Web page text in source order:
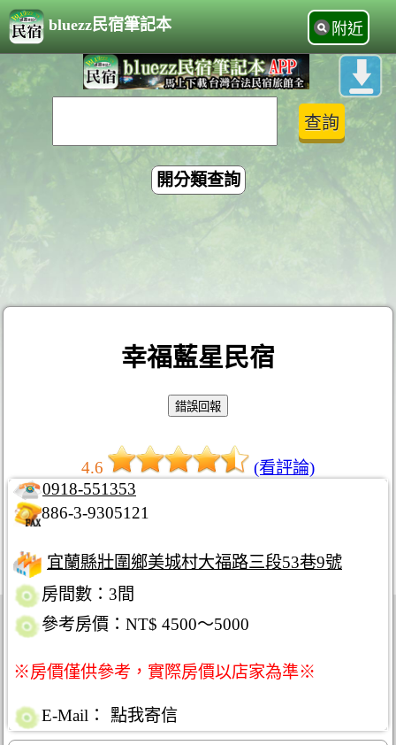
bluezz民宿筆記本 附近
開分類查詢
幸福藍星民宿
4.6
(看評論)
0918-551353
886-3-9305121
宜蘭縣壯圍鄉美城村大福路三段53巷9號
房間數：3間
參考房價：NT$ 4500～5000
※房價僅供參考，實際房價以店家為準※
E-Mail： 點我寄信